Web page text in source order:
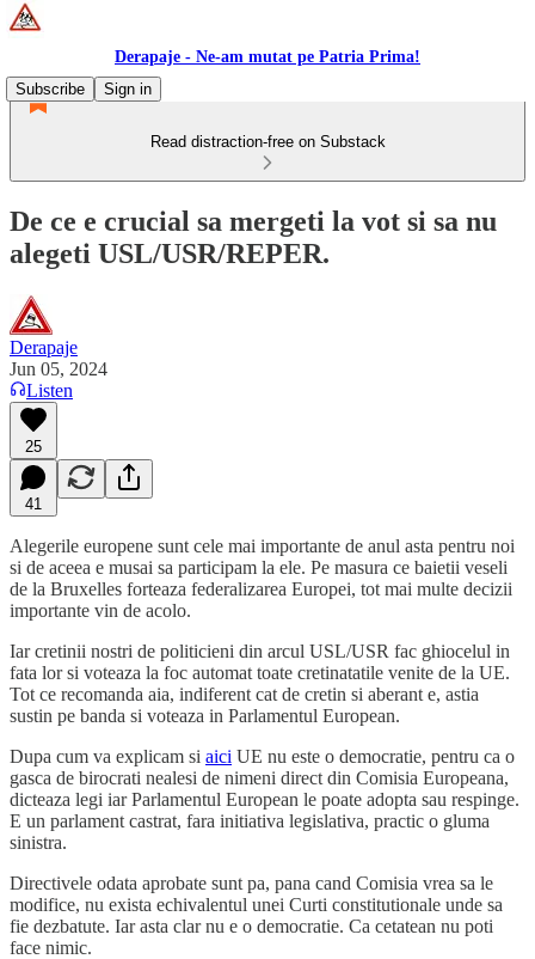
Derapaje - Ne-am mutat pe Patria Prima!
Subscribe
Sign in
Read distraction-free on Substack
De ce e crucial sa mergeti la vot si sa nu
alegeti USL/USR/REPER.
Derapaje
Jun 05, 2024
Listen
25
41
Alegerile europene sunt cele mai importante de anul asta pentru noi
si de aceea e musai sa participam la ele. Pe masura ce baietii veseli
de la Bruxelles forteaza federalizarea Europei, tot mai multe decizii
importante vin de acolo.
Iar cretinii nostri de politicieni din arcul USL/USR fac ghiocelul in
fata lor si voteaza la foc automat toate cretinatatile venite de la UE.
Tot ce recomanda aia, indiferent cat de cretin si aberant e, astia
sustin pe banda si voteaza in Parlamentul European.
Dupa cum va explicam si aici UE nu este o democratie, pentru ca o
gasca de birocrati nealesi de nimeni direct din Comisia Europeana,
dicteaza legi iar Parlamentul European le poate adopta sau respinge.
E un parlament castrat, fara initiativa legislativa, practic o gluma
sinistra.
Directivele odata aprobate sunt pa, pana cand Comisia vrea sa le
modifice, nu exista echivalentul unei Curti constitutionale unde sa
fie dezbatute. Iar asta clar nu e o democratie. Ca cetatean nu poti
face nimic.